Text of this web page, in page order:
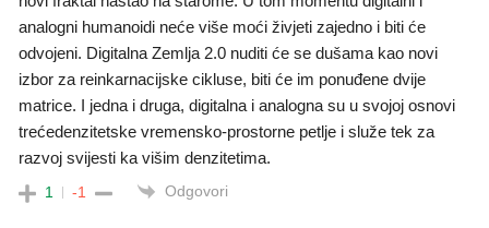
analogni humanoidi neće više moći živjeti zajedno i biti će
odvojeni. Digitalna Zemlja 2.0 nuditi će se dušama kao novi
izbor za reinkarnacijske cikluse, biti će im ponuđene dvije
matrice. I jedna i druga, digitalna i analogna su u svojoj osnovi
trećedenzitetske vremensko-prostorne petlje i služe tek za
razvoj svijesti ka višim denzitetima.
1 -1 Odgovori